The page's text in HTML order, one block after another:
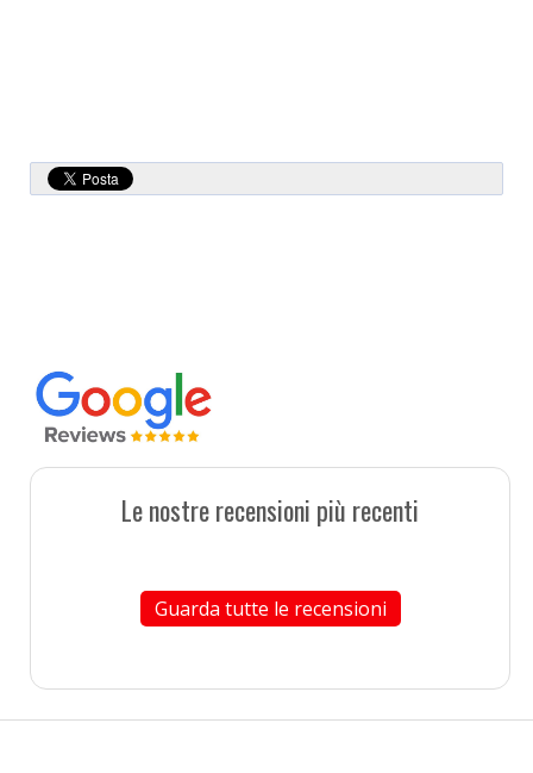
Le nostre recensioni più recenti
Guarda tutte le recensioni